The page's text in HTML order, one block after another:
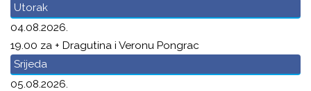
Utorak
04.08.2026.
19.00 za + Dragutina i Veronu Pongrac
Srijeda
05.08.2026.